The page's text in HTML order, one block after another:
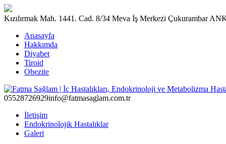
Kızılırmak Mah. 1441. Cad. 8/34 Meva İş Merkezi Çukurambar
Anasayfa
Hakkımda
Diyabet
Tiroid
Obezite
05528726929info@fatmasaglam.com.tr
İletişim
Endokrinolojik Hastalıklar
Galeri